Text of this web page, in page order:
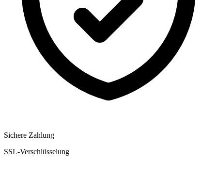
Sichere Zahlung
SSL-Verschlüsselung